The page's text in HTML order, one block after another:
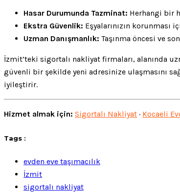
Hasar Durumunda Tazminat: Herhangi bir
Ekstra Güvenlik: Eşyalarınızın korunması
Uzman Danışmanlık: Taşınma öncesi ve
İzmit’teki sigortalı nakliyat firmaları, alanında
güvenli bir şekilde yeni adresinize ulaşmasını
iyileştirir.
Hizmet almak için: Sigortalı Nakliyat · Kocaeli
Tags :
evden eve taşımacılık
İzmit
sigortalı nakliyat